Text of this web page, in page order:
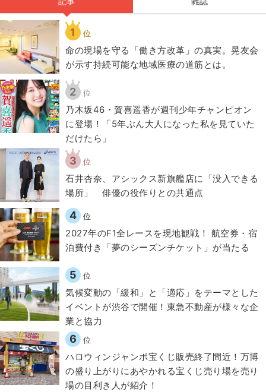
1 位
​命の現場を守る「働き方改革」の真実。晃友会
が示す持続可能な地域医療の道筋とは。
2 位
乃木坂46・賀喜遥香が週刊少年チャンピオン
に登場！「5年ぶん大人になった私を見ていた
だけたら」
3 位
石井杏奈、アシックス新旗艦店に「没入できる
場所」 俳優の役作りとの共通点
4 位
2027年のF1全レースを現地観戦！ 航空券・宿
泊費付き「夢のシーズンチケット」が当たる
5 位
気候変動の「緩和」と「適応」をテーマとした
イベントが渋谷で開催！東急不動産が様々な企
業と協力
6 位
ハロウィンジャンボ宝くじ販売終了間近！万博
の盛り上がりにあやかれる宝くじ売り場を売り
場の目利き人が紹介！